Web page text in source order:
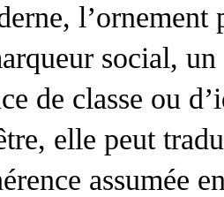
l’ornement
social, un
de classe ou
elle peut
assumée